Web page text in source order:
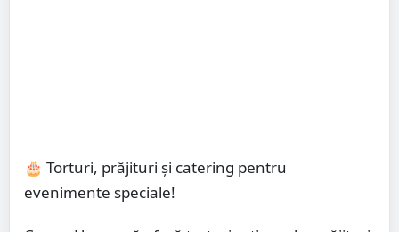
🎂 Torturi, prăjituri și catering pentru
evenimente speciale!